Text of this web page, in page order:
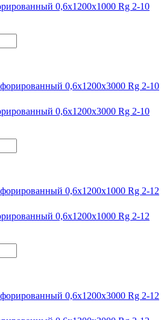
0,6х1200х1000 Rg 2-10
0,6х1200х3000 Rg 2-10
0,6х1200х1000 Rg 2-12